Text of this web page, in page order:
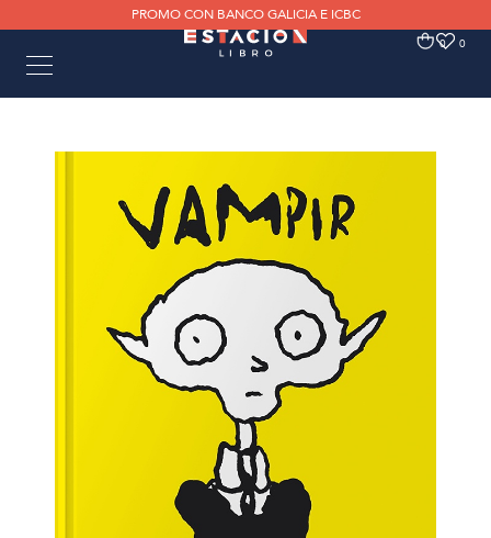
PROMO CON BANCO GALICIA E ICBC
0 0